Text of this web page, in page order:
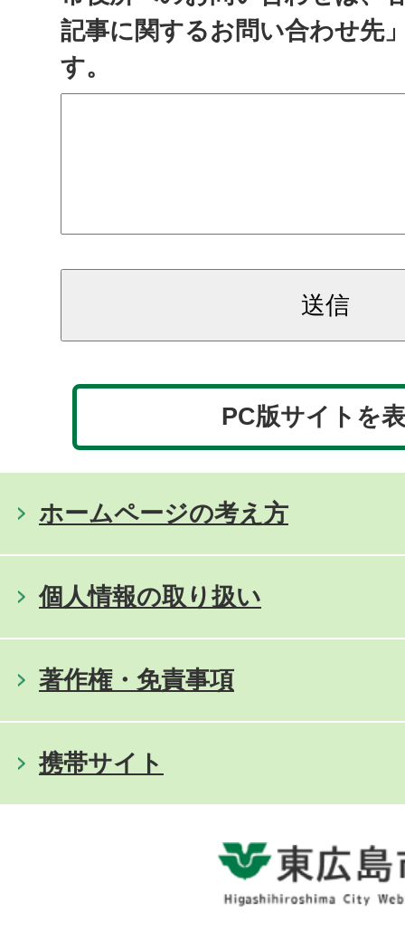
記事に関するお問い合わせ先
す。
PC版サイトを
ホームページの考え方
個人情報の取り扱い
著作権・免責事項
携帯サイト